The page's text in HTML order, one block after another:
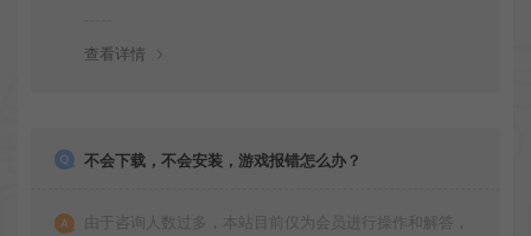
查看详情
不会下载，不会安装，游戏报错怎么办？
由于咨询人数过多，本站目前仅为会员进行操作和解答，